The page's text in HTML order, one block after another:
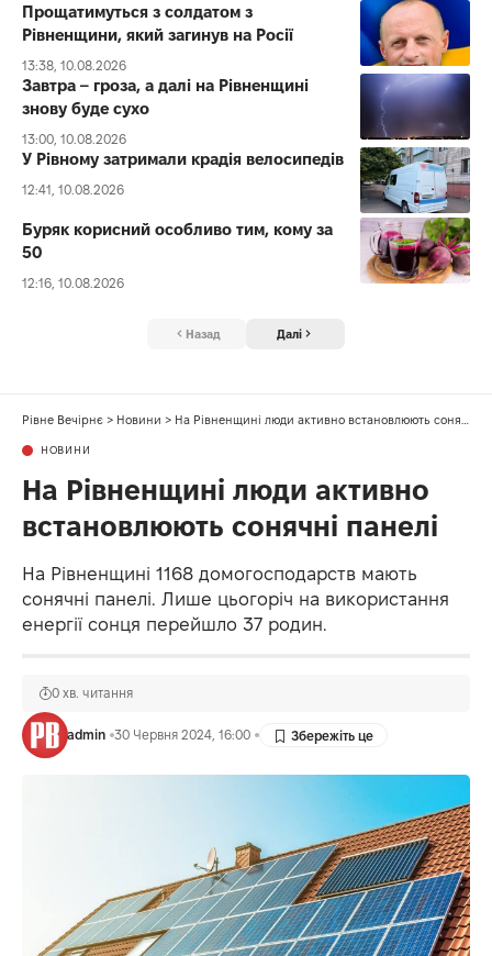
Прощатимуться з солдатом з
Рівненщини, який загинув на Росії
13:38, 10.08.2026
Завтра – гроза, а далі на Рівненщині
знову буде сухо
13:00, 10.08.2026
У Рівному затримали крадія велосипедів
12:41, 10.08.2026
Буряк корисний особливо тим, кому за
50
12:16, 10.08.2026
Назад Далі
Рівне Вечірнє > Новини > На Рівненщині люди активно встановлюють сонячні панелі
НОВИНИ
На Рівненщині люди активно
встановлюють сонячні панелі
На Рівненщині 1168 домогосподарств мають
сонячні панелі. Лише цьогоріч на використання
енергії сонця перейшло 37 родин.
admin 30 Червня 2024, 16:00
0 хв. читання